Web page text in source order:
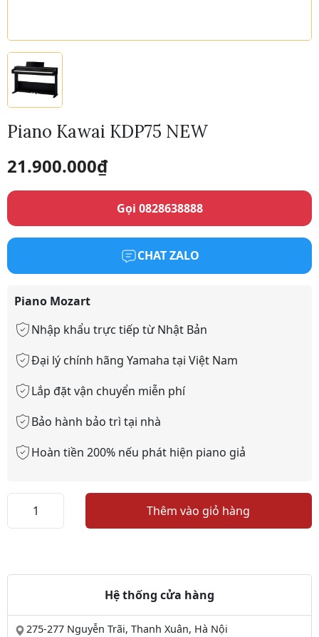
Piano Kawai KDP75 NEW
21.900.000₫
Gọi 0828638888
CHAT ZALO
Piano Mozart
Nhập khẩu trực tiếp từ Nhật Bản
Đại lý chính hãng Yamaha tại Việt Nam
Lắp đặt vận chuyển miễn phí
Bảo hành bảo trì tại nhà
Hoàn tiền 200% nếu phát hiện piano giả
Kawai
Thêm vào giỏ hàng
Hệ thống cửa hàng
275-277 Nguyễn Trãi, Thanh Xuân, Hà Nội